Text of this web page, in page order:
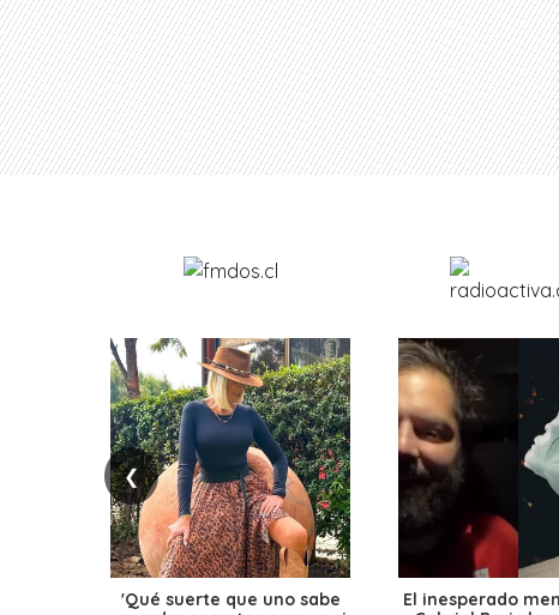
❮
'Qué suerte que uno sabe
El inesperado